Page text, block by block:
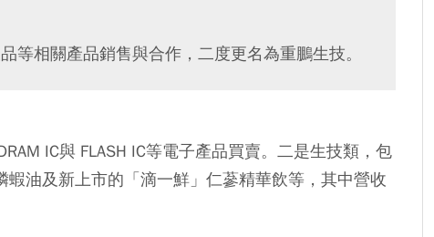
相關產品銷售與合作，二度更名為重鵬生技。
IC與 FLASH IC等電子產品買賣。二是生技類，包
油及新上市的「滴一鮮」仁蔘精華飲等，其中營收